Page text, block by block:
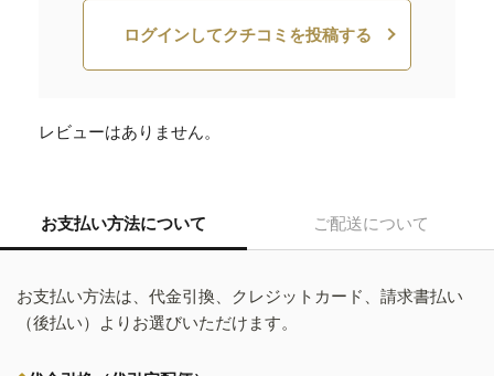
ログインしてクチコミを投稿する
レビューはありません。
お支払い方法について ご配送について
お支払い方法は、代金引換、クレジットカード、請求書払い
（後払い）よりお選びいただけます。